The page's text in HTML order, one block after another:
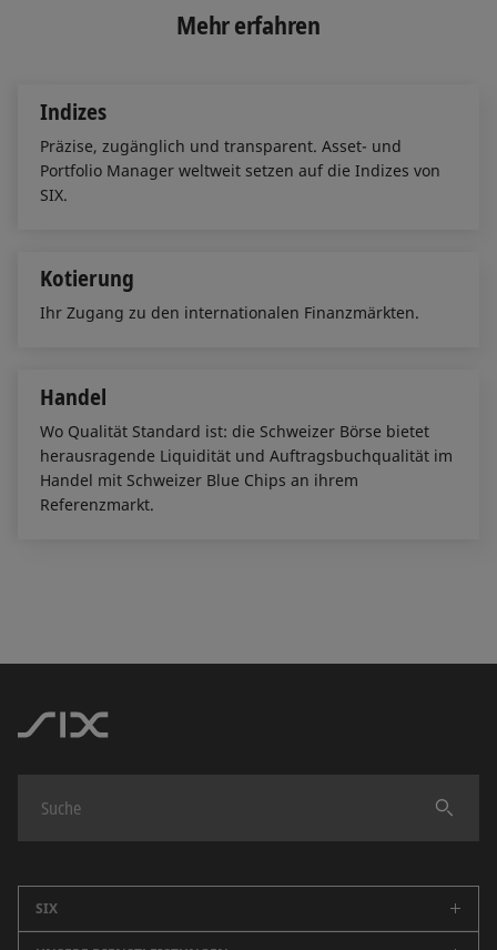
e
d
o
l
Mehr erfahren
Indizes
Präzise, zugänglich und transparent. Asset- und
Portfolio Manager weltweit setzen auf die Indizes von
SIX.
Kotierung
Ihr Zugang zu den internationalen Finanzmärkten.
Handel
Wo Qualität Standard ist: die Schweizer Börse bietet
herausragende Liquidität und Auftragsbuchqualität im
Handel mit Schweizer Blue Chips an ihrem
Referenzmarkt.
Finden
SIX